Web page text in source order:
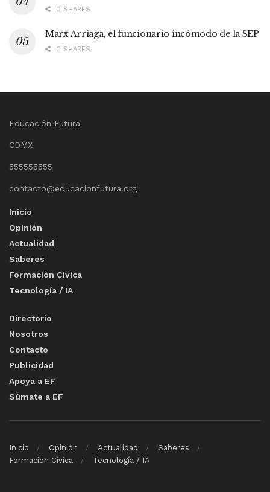
0 SHARES
Marx Arriaga, el funcionario incómodo de la SEP
0 SHARES
Educación Futura
CDMX
555555555
contacto@educacionfutura.org
Inicio
Opinión
Actualidad
Saberes
Formación Cívica
Tecnología / IA
Directorio
Nosotros
Contacto
Publicidad
Apoya a EF
Súmate a EF
Inicio Opinión Actualidad
Saberes
Formación Cívica
Tecnología / IA